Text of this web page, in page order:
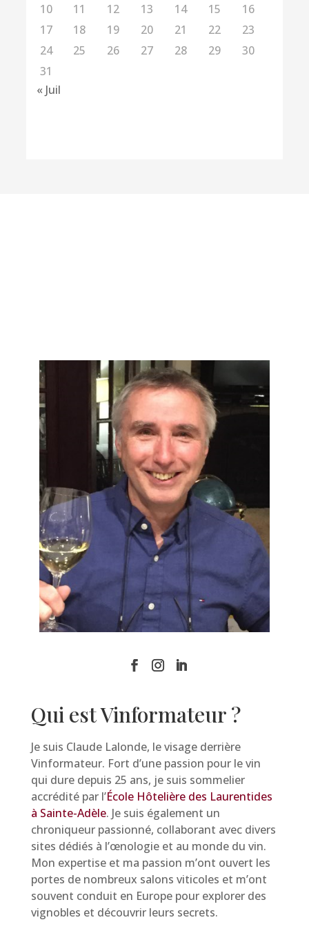
10
11 12 13 14 15
16
17
18 19 20 21 22
23
24
25 26 27 28 29
30
31
« Juil
Qui est Vinformateur ?
Je suis Claude Lalonde, le visage derrière
Vinformateur. Fort d’une passion pour le vin
qui dure depuis 25 ans, je suis sommelier
accrédité par l’École Hôtelière des Laurentides
à Sainte-Adèle. Je suis également un
chroniqueur passionné, collaborant avec divers
sites dédiés à l’œnologie et au monde du vin.
Mon expertise et ma passion m’ont ouvert les
portes de nombreux salons viticoles et m’ont
souvent conduit en Europe pour explorer des
vignobles et découvrir leurs secrets.